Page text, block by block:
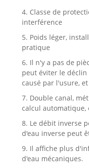
4. Classe de
interférence
5. Poids léger,
pratique
6. Il n'y a pas de
peut éviter le
causé par l'usure,
7. Double canal,
calcul automatique,
8. Le débit inverse
d'eau inverse peut
9. Il affiche plus
d'eau mécaniques.